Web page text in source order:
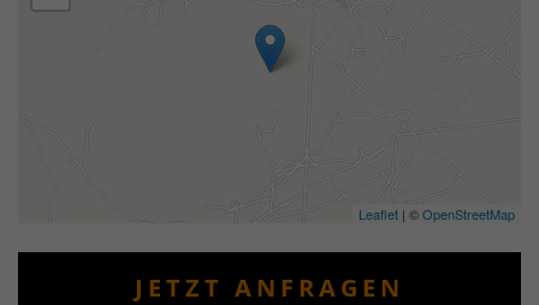
Leaflet | ©OpenStreetMap
JETZT ANFRAGEN